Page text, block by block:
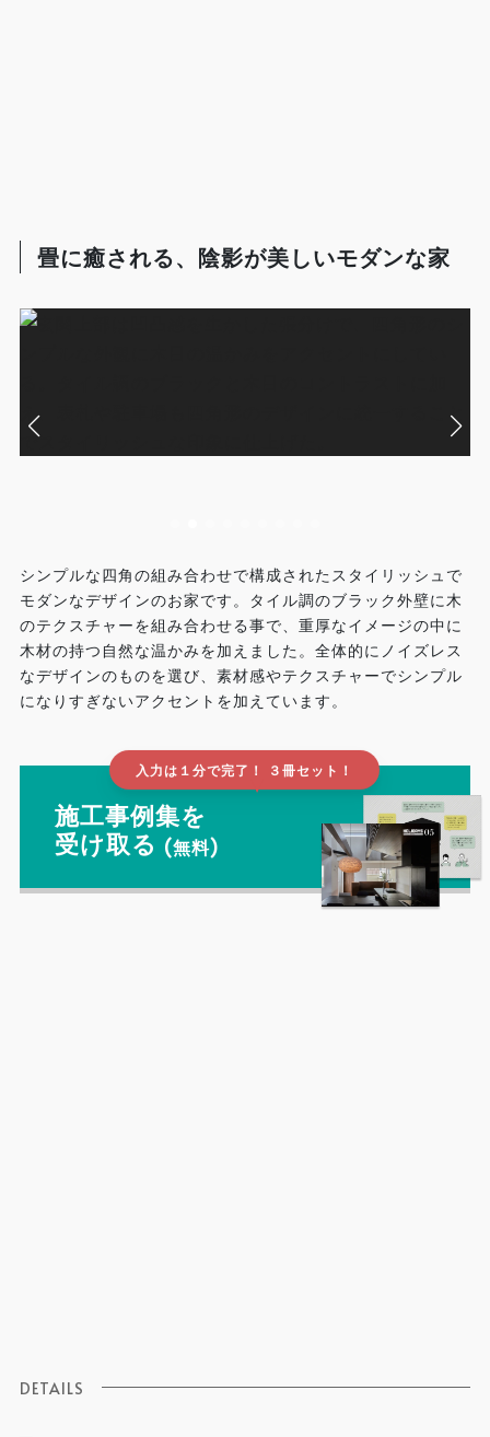
畳に癒される、陰影が美しいモダンな家
シンプルな四角の組み合わせで構成されたスタイリッシュで
モダンなデザインのお家です。タイル調のブラック外壁に木
のテクスチャーを組み合わせる事で、重厚なイメージの中に
木材の持つ自然な温かみを加えました。全体的にノイズレス
なデザインのものを選び、素材感やテクスチャーでシンプル
になりすぎないアクセントを加えています。
入力は１分で完了！ ３冊セット！
▲
施工事例集を
受け取る (無料)
DETAILS